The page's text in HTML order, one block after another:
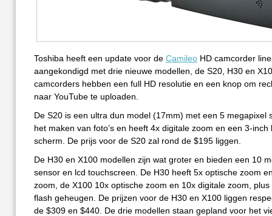
Toshiba heeft een update voor de Camileo HD camcorder
aangekondigd met drie nieuwe modellen, de S20, H30 en
camcorders hebben een full HD resolutie en een knop om
naar YouTube te uploaden.
De S20 is een ultra dun model (17mm) met een 5 megapixel
het maken van foto’s en heeft 4x digitale zoom en een 3-inch
scherm. De prijs voor de S20 zal rond de $195 liggen.
De H30 en X100 modellen zijn wat groter en bieden een 10
sensor en lcd touchscreen. De H30 heeft 5x optische zoom
zoom, de X100 10x optische zoom en 10x digitale zoom, plus
flash geheugen. De prijzen voor de H30 en X100 liggen
de $309 en $440. De drie modellen staan gepland voor het